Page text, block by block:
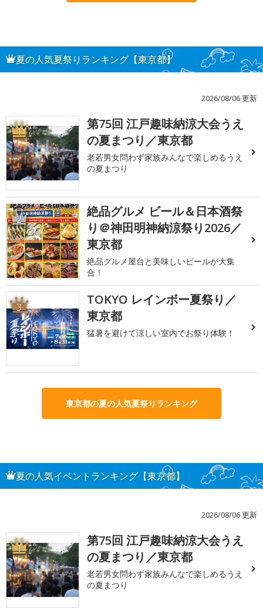
夏の人気夏祭りランキング【東京都】
2026/08/06 更新
1
第75回 江戸趣味納涼大会うえ
の夏まつり／東京都
老若男女問わず家族みんなで楽しめるうえ
の夏まつり
2
絶品グルメ ビール＆日本酒祭
り＠神田明神納涼祭り2026／
東京都
絶品グルメ屋台と美味しいビールが大集
合！
3
TOKYO レインボー夏祭り／
東京都
猛暑を避けて涼しい室内でお祭り体験！
東京都の夏の人気夏祭りランキング
夏の人気イベントランキング【東京都】
2026/08/06 更新
1
第75回 江戸趣味納涼大会うえ
の夏まつり／東京都
老若男女問わず家族みんなで楽しめるうえ
の夏まつり